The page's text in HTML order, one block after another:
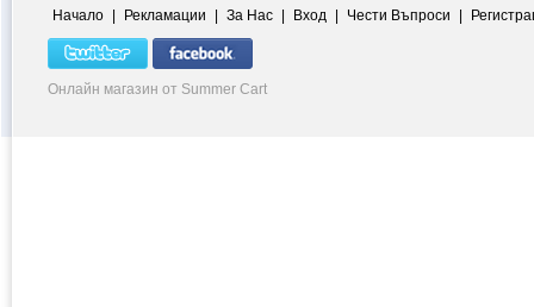
Начало | Рекламации | За Нас | Вход | Чести Въпроси |
Онлайн магазин от Summer Cart